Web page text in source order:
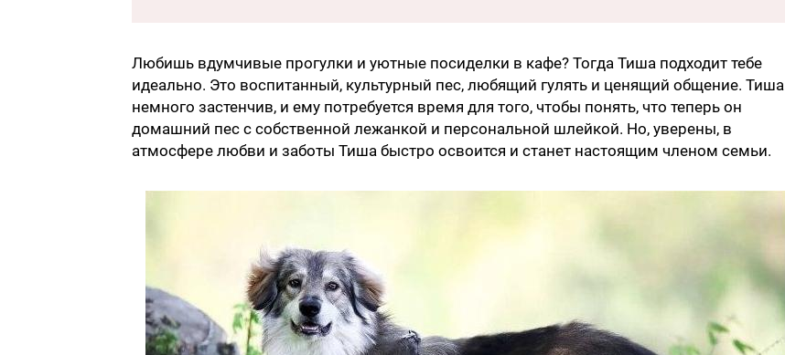
Любишь вдумчивые прогулки и уютные посиделки в кафе? Тогда Тиша подходит тебе
идеально. Это воспитанный, культурный пес, любящий гулять и ценящий общение. Тиша
немного застенчив, и ему потребуется время для того, чтобы понять, что теперь он
домашний пес с собственной лежанкой и персональной шлейкой. Но, уверены, в
атмосфере любви и заботы Тиша быстро освоится и станет настоящим членом семьи.